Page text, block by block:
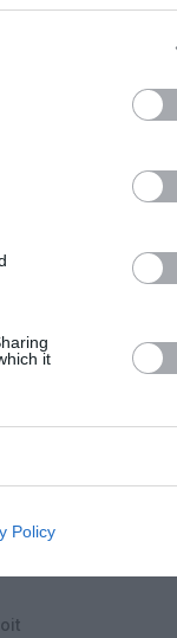
it
Policy
sur
la